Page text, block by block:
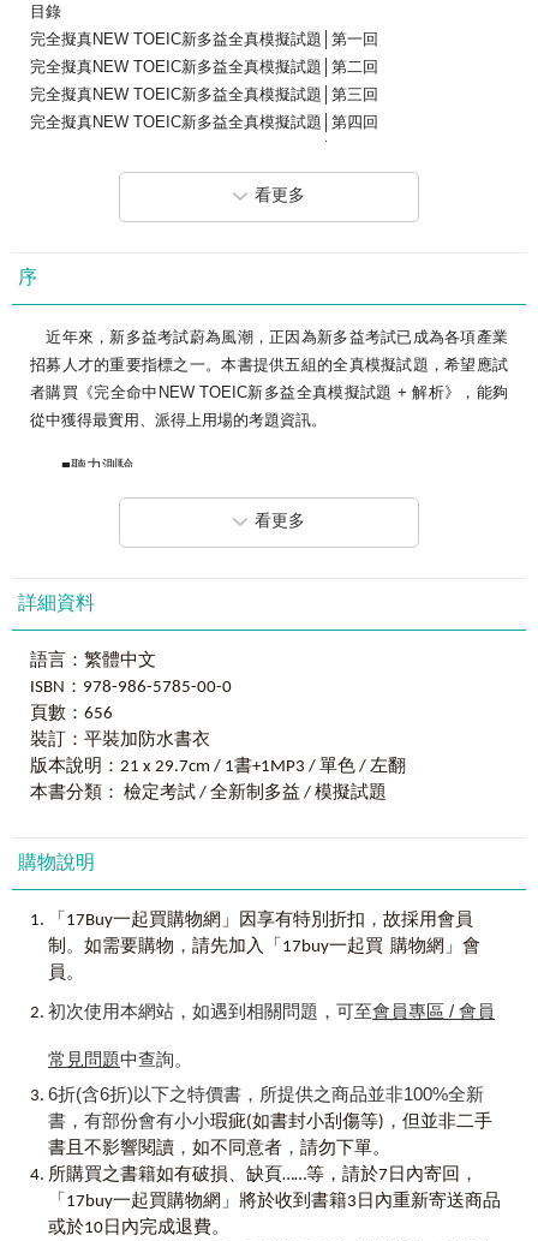
本書作者鄭穎老師特別邀請10位新、舊多益考試900分以上的考
生，以背題目的方式將考題帶出，分析及比對近5年多達50次新、舊多
益考試常考單字、文法及題型，耗時5年編著完成《完全命中NEW
TOEIC新多益全真模擬試題 + 解析》！
考前3個月衝刺，必備！
1.5回全真模擬試題
試者只需搭配5回合的模擬試題及詳盡解析，便如親臨考場、有效克服
考場恐懼，提高對新多益測驗試題的熟悉度及秒速的解題力。
2.模擬正式試題本尺寸
本書模擬新多益測驗的正式試題本尺寸及內文文字編排方式。應
試者在使用本書時，能提升考試的臨場感，避免正式測驗來不及作答
或閱讀速度不夠快的狀況，考場上不再慌亂。
全書的聽力模擬試題，收錄新多益正式考題的美、加、英、澳四
國口音，完全模擬正式考題的發音及語速並由專業外籍老師親自錄
4.最詳盡的考題解析
本書的解析本包含五回擬真試題的解析、補教名師重點筆記及解
題技巧，保證考試輕鬆過關。本書不僅只是模擬試題，更是一本考前
的試題破解攻略，利用有效方法戰勝新多益。
5.考前3個月衝刺必備
要考好新多益測驗別無它法，唯有勤作模擬試題才能用最少的時
間拿到最高的分數。
留遊學、求職、升遷，稱霸考場及職場的金色證書，一試到手！
目錄
完全擬真NEW TOEIC新多益全真模擬試題│第一回
完全擬真NEW TOEIC新多益全真模擬試題│第二回
完全擬真NEW TOEIC新多益全真模擬試題│第三回
完全擬真NEW TOEIC新多益全真模擬試題│第四回
新多益測驗簡介
目錄
完全擬真NEW TOEIC 新多益全真模擬試題│第一回答案與分析
完全擬真NEW TOEIC 新多益全真模擬試題│第二回答案與分析
完全擬真NEW TOEIC 新多益全真模擬試題│第三回答案與分析
完全擬真NEW TOEIC 新多益全真模擬試題│第四回答案與分析
看更多
序
近年來，新多益考試蔚為風潮，正因為新多益考試已成為各項產業
招募人才的重要指標之一。本書提供五組的全真模擬試題，希望應試
者購買《完全命中NEW TOEIC新多益全真模擬試題 + 解析》，能夠
從中獲得最實用、派得上用場的考題資訊。
■聽力測驗
新多益的聽力題型通常不會使用太艱深、困難的字彙或句型，常
新多益模擬試題，內容貼近新多益考題，讓應試者提高對題型的熟悉
內擴大字彙量，所以《完全命中NEW TOEIC新多益全真模擬試題 +
解析》，不但是命中率最高的模擬試題組，更是考前最優秀的試題破
解攻略！
■閱讀測驗
根據我多年的教學經驗，學生們每次參加新多益考試，在閱讀測
要在新多益的閱讀測驗拿高分，唯一的方法就是「檢閱空格前後和考
方法，應試者平時就要累積大量的字彙庫，並具有解構英文複雜長句
的實力（也就是找出句子中的真正主詞和動詞）。《完全命中NEW
TOEIC新多益全真模擬試題 + 解析》能夠有效幫助應試者培養上述的
題 + 解析》能帶領各位應試者獲得心中的理想分數，在新多益考場和
國際商場上無往不利！！
看更多
詳細資料
語言：繁體中文
ISBN：978-986-5785-00-0
頁數：656
裝訂：平裝加防水書衣
版本說明：21 x 29.7cm / 1書+1MP3 / 單色 / 左翻
本書分類： 檢定考試 / 全新制多益 / 模擬試題
購物說明
「17Buy一起買購物網」因享有特別折扣 ， 故採用會員
制 。 如需要購物 ， 請先加入「17buy一起買 購物網」會
員。
初次使用本網站，如遇到相關問題，可至會員專區 / 會員
常見問題中查詢。
6折(含6折)以下之特價書，所提供之商品並非100%全新
書，有部份會有小小瑕疵(如書封小刮傷等) ， 但並非二手
書且不影響閱讀 ， 如不同意者 ， 請勿下單。
所購買之書籍如有破損、缺頁……等，請於7日內寄回 ，
「17buy一起買購物網」將於收到書籍3日內重新寄送商品
或於10日內完成退費。